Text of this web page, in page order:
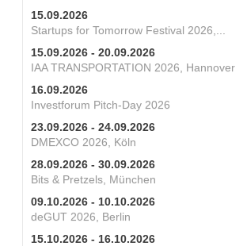
15.09.2026
Startups for Tomorrow Festival 2026,...
15.09.2026 - 20.09.2026
IAA TRANSPORTATION 2026, Hannover
16.09.2026
Investforum Pitch-Day 2026
23.09.2026 - 24.09.2026
DMEXCO 2026, Köln
28.09.2026 - 30.09.2026
Bits & Pretzels, München
09.10.2026 - 10.10.2026
deGUT 2026, Berlin
15.10.2026 - 16.10.2026